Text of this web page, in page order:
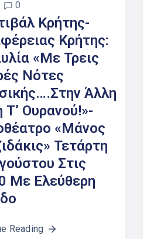
0
Κρήτης-
Κρήτης:
«Με Τρεις
Νότες
Άλλη
Τ’ Ουρανού!»-
«Μάνος
Τετάρτη
Στις
Με Ελεύθερη
Reading